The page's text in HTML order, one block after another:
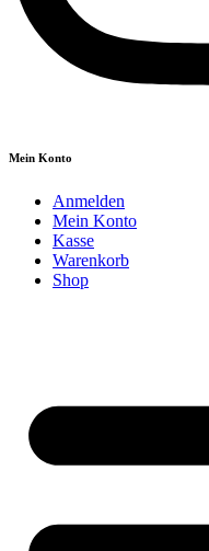
Mein Konto
Anmelden
Mein Konto
Kasse
Warenkorb
Shop